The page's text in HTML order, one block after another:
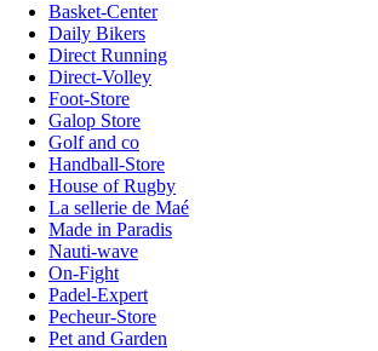
Basket-Center
Daily Bikers
Direct Running
Direct-Volley
Foot-Store
Galop Store
Golf and co
Handball-Store
House of Rugby
La sellerie de Maé
Made in Paradis
Nauti-wave
On-Fight
Padel-Expert
Pecheur-Store
Pet and Garden